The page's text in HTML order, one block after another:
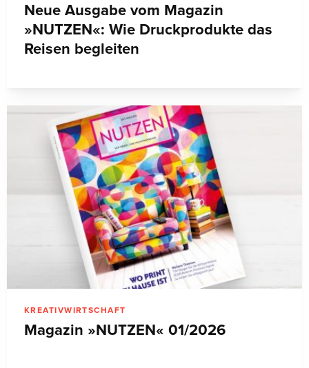
Neue Ausgabe vom Magazin
»NUTZEN«: Wie Druckprodukte das
Reisen begleiten
KREATIVWIRTSCHAFT
Magazin »NUTZEN« 01/2026